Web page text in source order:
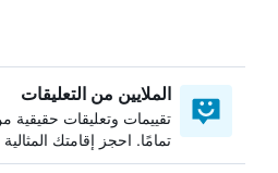
الملايين من التعليقات
تقييمات وتعليقات حقيقية
تمامًا. احجز إقامتك